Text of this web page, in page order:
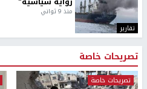
تقارير
منذ 9 ثواني
تصريحات خاصة
تصريحات خاصة